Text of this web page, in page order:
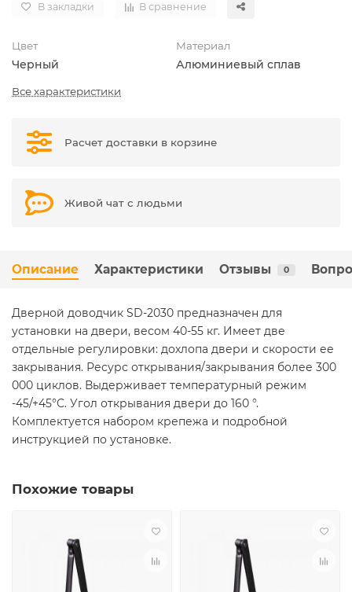
В закладки В сравнение
Цвет
Черный
Материал
Алюминиевый сплав
Все характеристики
Расчет доставки в корзине
Живой чат с людьми
Описание Характеристики Отзывы 0
Дверной доводчик SD-2030 предназначен для
установки на двери, весом 40-55 кг. Имеет две
отдельные регулировки: дохлопа двери и скорости ее
закрывания. Ресурс открывания/закрывания более 300
000 циклов. Выдерживает температурный режим
-45/+45°С. Угол открывания двери до 160 °.
Комплектуется набором крепежа и подробной
инструкцией по установке.
Похожие товары